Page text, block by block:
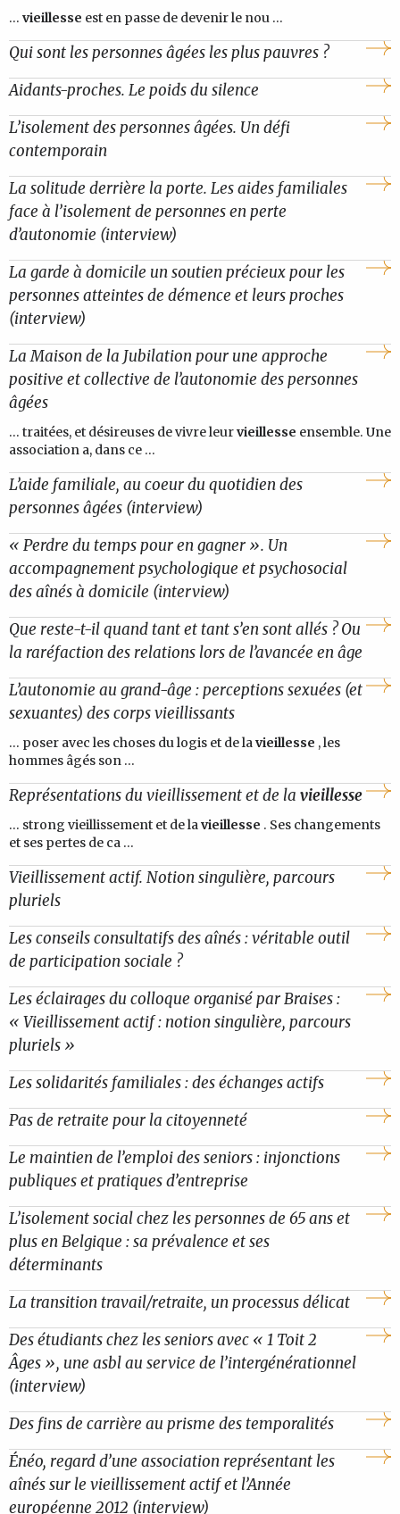
... vieillesse est en passe de devenir le nou ...
Qui sont les personnes âgées les plus pauvres ?
Aidants-proches. Le poids du silence
L’isolement des personnes âgées. Un défi
contemporain
La solitude derrière la porte. Les aides familiales
face à l’isolement de personnes en perte
d’autonomie (interview)
La garde à domicile un soutien précieux pour les
personnes atteintes de démence et leurs proches
(interview)
La Maison de la Jubilation pour une approche
positive et collective de l’autonomie des personnes
âgées
... traitées, et désireuses de vivre leurvieillesse ensemble. Une
association a, dans ce ...
L’aide familiale, au coeur du quotidien des
personnes âgées (interview)
« Perdre du temps pour en gagner ». Un
accompagnement psychologique et psychosocial
des aînés à domicile (interview)
Que reste-t-il quand tant et tant s’en sont allés ? Ou
la raréfaction des relations lors de l’avancée en âge
L’autonomie au grand-âge : perceptions sexuées (et
sexuantes) des corps vieillissants
... poser avec les choses du logis et de lavieillesse , les
hommes âgés son ...
Représentations du vieillissement et de la vieillesse
... strong vieillissement et de lavieillesse . Ses changements
et ses pertes de ca ...
Vieillissement actif. Notion singulière, parcours
pluriels
Les conseils consultatifs des aînés : véritable outil
de participation sociale ?
Les éclairages du colloque organisé par Braises :
« Vieillissement actif : notion singulière, parcours
pluriels »
Les solidarités familiales : des échanges actifs
Pas de retraite pour la citoyenneté
Le maintien de l’emploi des seniors : injonctions
publiques et pratiques d’entreprise
L’isolement social chez les personnes de 65 ans et
plus en Belgique : sa prévalence et ses
déterminants
La transition travail/retraite, un processus délicat
Des étudiants chez les seniors avec « 1 Toit 2
Âges », une asbl au service de l’intergénérationnel
(interview)
Des fins de carrière au prisme des temporalités
Énéo, regard d’une association représentant les
aînés sur le vieillissement actif et l’Année
européenne 2012 (interview)